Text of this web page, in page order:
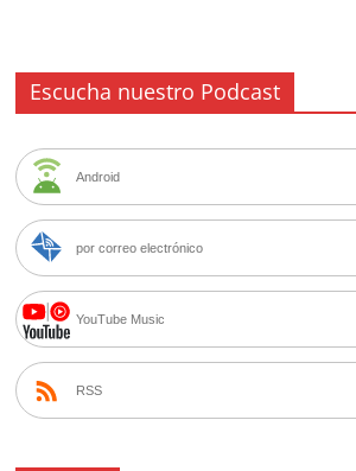
Escucha nuestro Podcast
Android
por correo electrónico
YouTube Music
RSS